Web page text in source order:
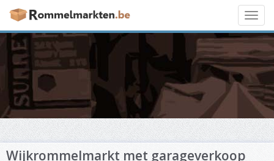
Wijkrommelmarkt met garageverkoop